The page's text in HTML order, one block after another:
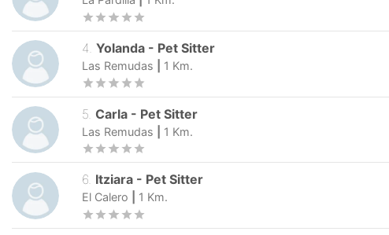
4 Yolanda - Pet Sitter
Las Remudas 1 Km.
5 Carla - Pet Sitter
Las Remudas 1 Km.
6. Itziara - Pet Sitter
El Calero 1 Km.